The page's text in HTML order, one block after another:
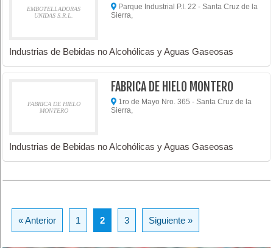
EMBOTELLADORAS
UNIDAS S.R.L.
Parque Industrial P.I. 22 - Santa Cruz de la
Sierra,
Industrias de Bebidas no Alcohólicas y Aguas Gaseosas
FABRICA DE HIELO
MONTERO
FABRICA DE HIELO MONTERO
1ro de Mayo Nro. 365 - Santa Cruz de la
Sierra,
Industrias de Bebidas no Alcohólicas y Aguas Gaseosas
« Anterior 1 2 3 Siguiente »